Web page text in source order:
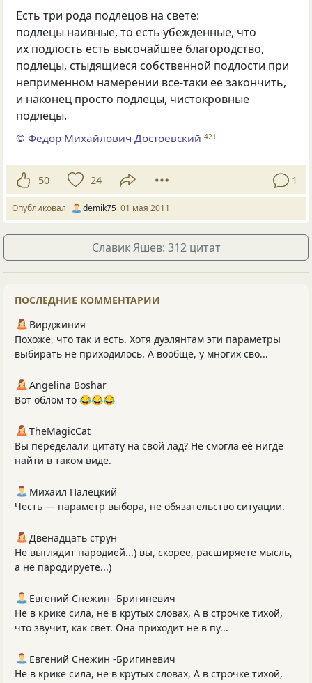
Есть три рода подлецов на свете:
подлецы наивные, то есть убежденные, что
их подлость есть высочайшее благородство,
подлецы, стыдящиеся собственной подлости при
неприменном намерении все-таки ее закончить,
и наконец просто подлецы, чистокровные
подлецы.
©Федор Михайлович Достоевский 421
50 24 1
Опубликовал demik75 01 мая 2011
Славик Яшев: 312 цитат
ПОСЛЕДНИЕ КОММЕНТАРИИ
Вирджиния
Похоже, что так и есть. Хотя дуэлянтам эти параметры
выбирать не приходилось. А вообще, у многих сво...
Angelina Boshar
Вот облом то 😂😂😂
TheMagicCat
Вы переделали цитату на свой лад? Не смогла её нигде
найти в таком виде.
Михаил Палецкий
Честь — параметр выбора, не обязательство ситуации.
Двенадцать струн
Не выглядит пародией...) вы, скорее, расширяете мысль,
а не пародируете...)
Евгений Снежин -Бригиневич
Не в крике сила, не в крутых словах, А в строчке тихой,
что звучит, как свет. Она приходит не в пу...
Евгений Снежин -Бригиневич
Не в крике сила, не в крутых словах, А в строчке тихой,